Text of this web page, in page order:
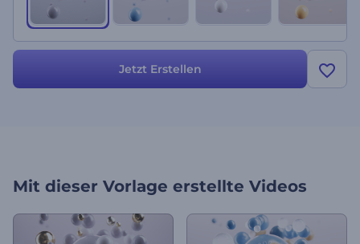
Jetzt Erstellen
Mit dieser Vorlage erstellte Videos